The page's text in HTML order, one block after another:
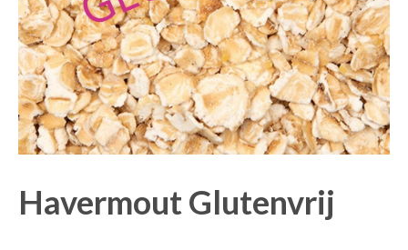
Havermout Glutenvrij